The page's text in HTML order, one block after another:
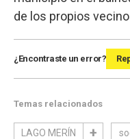
de los propios
¿Encontraste un error?
Temas relacionados
LAGO MERÍN